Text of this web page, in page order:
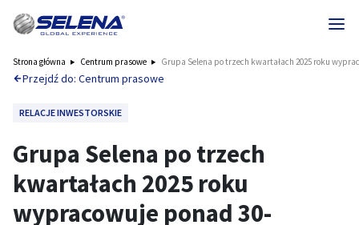
Strona główna Centrum prasowe Grupa Selena po trzech kwartałach 2025 roku
Przejdź do: Centrum prasowe
RELACJE INWESTORSKIE
Grupa Selena po trzech
kwartałach 2025 roku
wypracowuje ponad 30-